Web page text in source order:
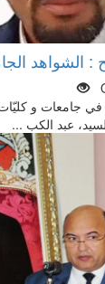
جامعات و
عبد الكب ...